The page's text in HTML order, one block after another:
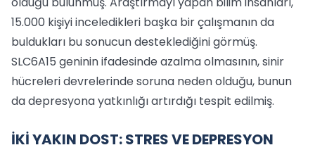
15.000 kişiyi ince­ledikleri başka bir çalışmanın da
bulduk­ları bu sonucun desteklediğini görmüş.
SLC6A15 geninin ifadesinde azalma ol­masının, sinir
hücreleri devrelerinde so­runa neden olduğu, bunun
da depresyona yatkınlığı artırdığı tespit edilmiş.
İKİ YAKIN DOST: STRES VE DEPRESYON